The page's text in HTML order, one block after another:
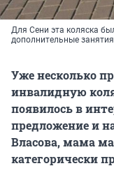
Для Сени эта коляска
дополнительные занятия
Уже несколько
инвалидную
появилось в
предложение и
Власова, мама
категорически